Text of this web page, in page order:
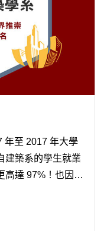
年至 2017 年大學
建築系的學生就業
高達 97%！也因此
納了五項有關美國
究竟…